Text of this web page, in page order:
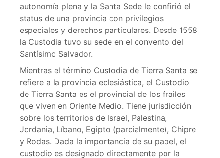
autonomía plena y la Santa Sede le confirió el
status de una provincia con privilegios
especiales y derechos particulares. Desde 1558
la Custodia tuvo su sede en el convento del
Santísimo Salvador.
Mientras el término Custodia de Tierra Santa se
refiere a la provincia eclesiástica, el Custodio
de Tierra Santa es el provincial de los frailes
que viven en Oriente Medio. Tiene jurisdicción
sobre los territorios de Israel, Palestina,
Jordania, Líbano, Egipto (parcialmente), Chipre
y Rodas. Dada la importancia de su papel, el
custodio es designado directamente por la